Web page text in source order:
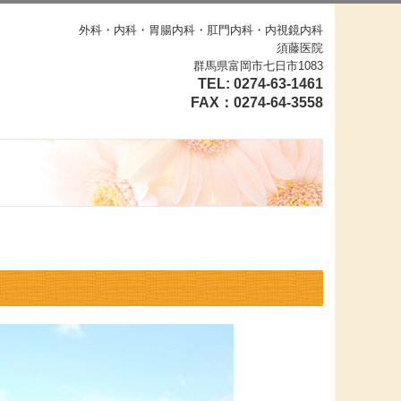
外科・内科・胃腸内科・肛門内科・内視鏡内科
須藤医院
群馬県富岡市七日市1083
TEL: 0274-63-1461
FAX： 0274-64-3558